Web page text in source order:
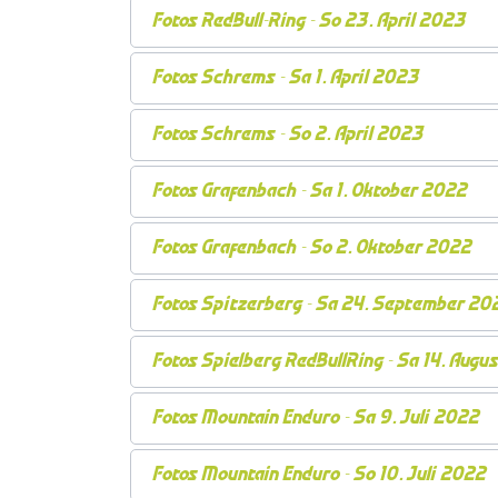
Fotos RedBull-Ring - So 23. April 2023
Fotos Schrems - Sa 1. April 2023
Fotos Schrems - So 2. April 2023
Fotos Grafenbach - Sa 1. Oktober 2022
Fotos Grafenbach - So 2. Oktober 2022
Fotos Spitzerberg - Sa 24. September
Fotos Spielberg RedBullRing - Sa 14.
Fotos Mountain Enduro - Sa 9. Juli 2022
Fotos Mountain Enduro - So 10. Juli 2022